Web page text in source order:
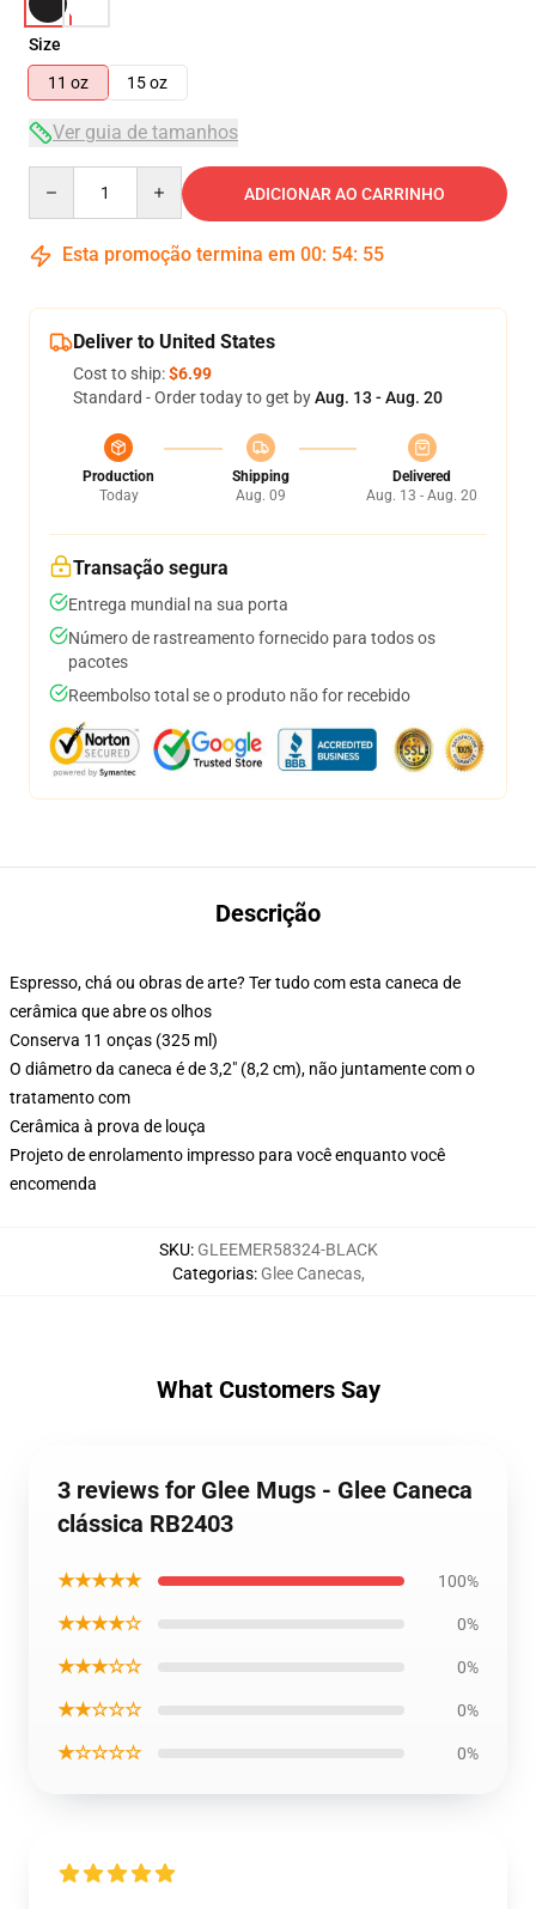
Size
11 oz
15 oz
Ver guia de tamanhos
ADICIONAR AO CARRINHO
Esta promoção termina em 00: 54: 54
Deliver to United States
Cost to ship:$6.99
Standard - Order today to get byAug. 13 - Aug. 20
Production
Today
Shipping
Aug. 09
Delivered
Aug. 13 - Aug. 20
Transação segura
Entrega mundial na sua porta
Número de rastreamento fornecido para todos os
pacotes
Reembolso total se o produto não for recebido
Descrição
Espresso, chá ou obras de arte? Ter tudo com esta caneca de
cerâmica que abre os olhos
Conserva 11 onças (325 ml)
O diâmetro da caneca é de 3,2" (8,2 cm), não juntamente com o
tratamento com
Cerâmica à prova de louça
Projeto de enrolamento impresso para você enquanto você
encomenda
SKU: GLEEMER58324-BLACK
Categorias: Glee Canecas,
What Customers Say
3 reviews for Glee Mugs - Glee Caneca
clássica RB2403
★★★★★ 100%
★★★★☆ 0%
★★★☆☆ 0%
★★☆☆☆ 0%
★☆☆☆☆ 0%